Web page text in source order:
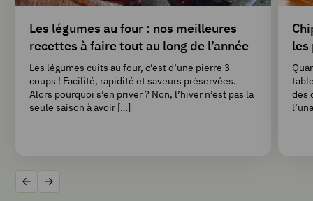
Les légumes au four : nos meilleures
recettes à faire tout au long de l’année
Les légumes cuits au four, c’est d’une pierre 3
coups ! Facilité, rapidité et saveurs préservées.
Alors pourquoi s’en priver ? Non, l’hiver n’est pas la
seule saison à avoir […]
les
des
Précédent
Suivant